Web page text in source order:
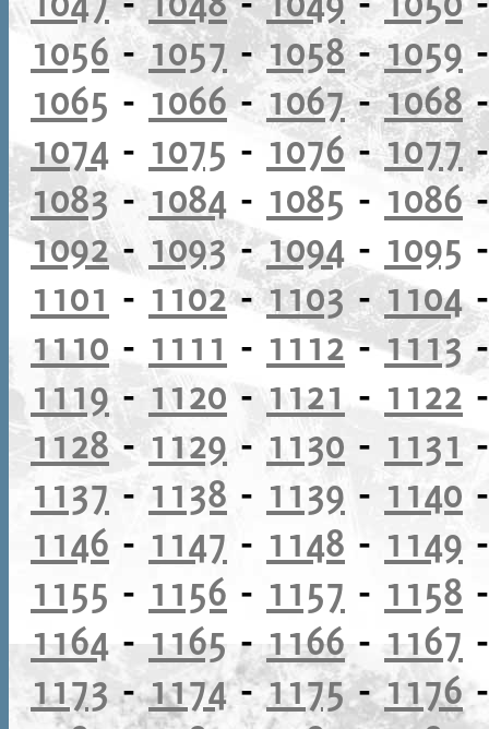
1056 -1057 -1058-1059
1065 - 1066-1067-1068
1074 - 1075 - 1076-1077
1083- 1084 - 1085 - 1086
1092- 1093-1094 - 1095
1101 - 1102-1103- 1104
1110 - 1111 - 1112-1113
1119 - 1120 - 1121 - 1122
1128- 1129 - 1130 - 1131
1137 - 1138 - 1139 - 1140
1146 - 1147 - 1148 - 1149
1155 - 1156 - 1157 - 1158
1164 - 1165 - 1166- 1167
1173-1174-1175-1176